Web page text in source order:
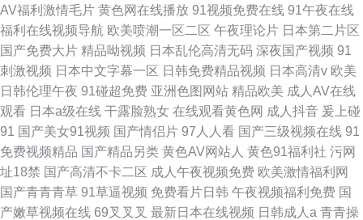
AV福利激情毛片 黄色网在线播放 91视频免费在线 91午夜在线
福利在线视频导航 欧美喷潮一区二区 午夜理论片 日本第二片区
国产免费大片 精品呦视频 日本乱伦高清无码 深夜国产视频 91
刺激视频 日本中文字幕一区 日韩免费精品视频 日本高清v 欧美
日韩伦理午夜 91碰超免费 亚洲色图网站 精品欧美 成人AV在线
观看 日本a级在线 干露脸熟女 在线观看黄色网 成人抖音 爰上碰
91 国产美女91视频 国产情侣片 97人人看 国产三级视频在线 91
免费视频精品 国产精品另类 黄色AV网站人 黄色91福利社 污网
址18禁 国产高清不卡二区 成人午夜视频免费 欧美激情福利网
国产青青青草 91草逼视频 免费看片日韩 午夜视频福利免费 国
产嫩草视频在线 69叉叉叉 最新日本在线视频 日韩成人a 青青操